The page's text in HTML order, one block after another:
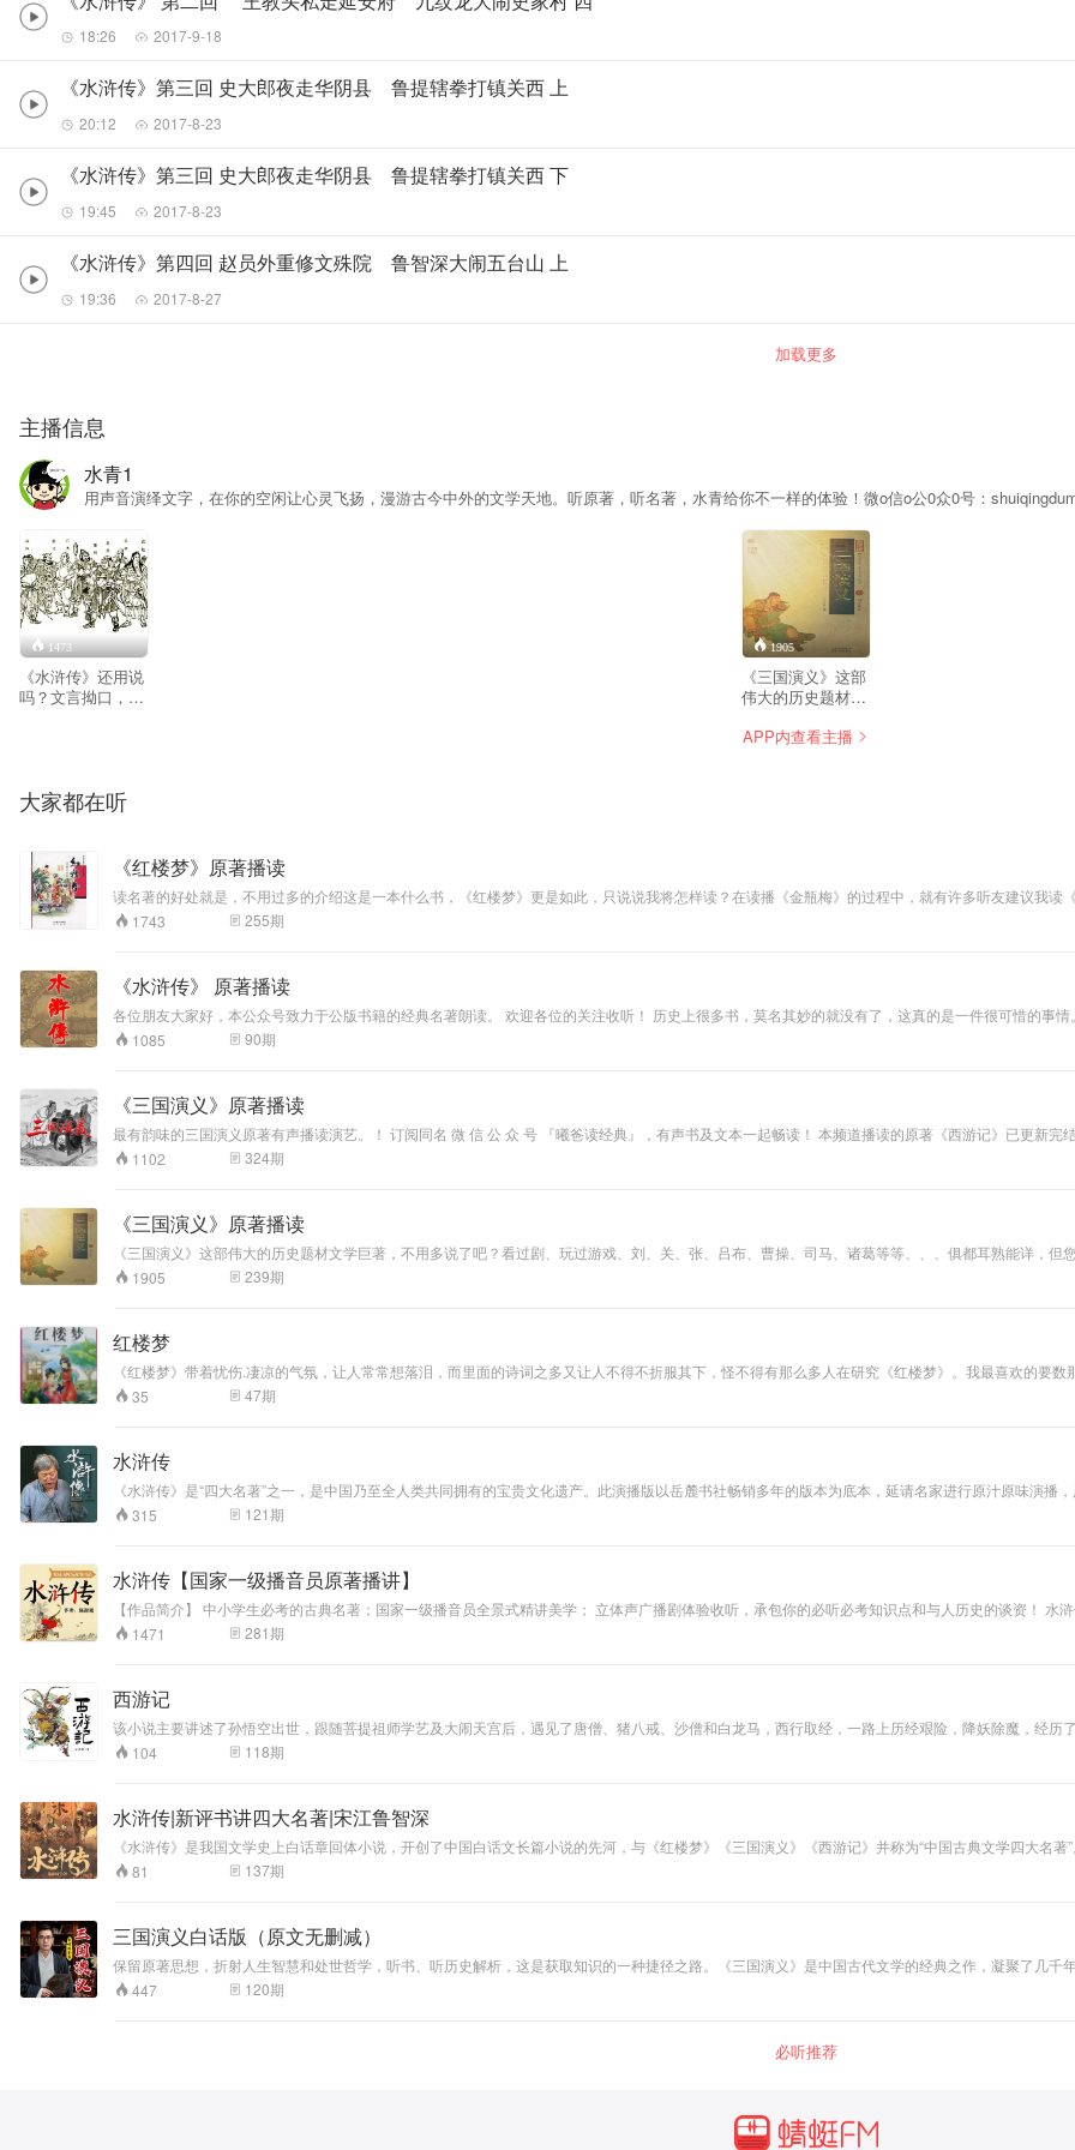
18:26 2017-9-18
《水浒传》第三回 史大郎夜走华阴县 鲁提辖拳打镇关西 上
20:12 2017-8-23
《水浒传》第三回 史大郎夜走华阴县 鲁提辖拳打镇关西 下
19:45 2017-8-23
《水浒传》第四回 赵员外重修文殊院 鲁智深大闹五台山 上
19:36 2017-8-27
加载更多
主播信息
水青1
1473
《水浒传》还用说
吗？文言拗口，读
音、有文本。边听
边看！
1905
《三国演义》这部
伟大的历史题材文
了吧？看过剧、玩
读不下去等等。 那
青读名著）公号。
APP内查看主播
大家都在听
《红楼梦》原著播读
读名著的好处就是，不用过多的介绍这是一本什么书，《红楼梦》更是如此，只说说我将怎样读？在读播《金瓶梅》的过程中，就有许多听友建议我
原著，反而轻松易懂。这一点颇受鼓励。 《红楼梦》这样一部伟大的作品，终于可以下决心开始读了。敬请各位关注！shuiqingdumingzhu（水青读名
1743 255期
《水浒传》 原著播读
各位朋友大家好，本公众号致力于公版书籍的经典名著朗读。 欢迎各位的关注收听！ 历史上很多书，莫名其妙的就没有了，这真的是一件很可惜的事情。但是，没有一本书，是毫无理由的流传到今天的！有些书籍，被
不断的再版、重印，本身就是经典，值得我们每一代读者用心阅读，品味其中的价值。经典的书籍，仅仅阅读一遍是远远不够的。所以加入曦爸读经
在这里，期待您将本频道，推送给您的朋友、亲人！
1085 90期
《三国演义》原著播读
最有韵味的三国演义原著有声播读演艺。！ 订阅同名 微 信 公 众 号 『曦爸读经典』，有声书及文本一起畅读！ ​​本频道播读的原著《西游记》已更新完结，《红楼
演义（原著朗读），敬请各位听众赏析！ ​各位朋友大家好，本公众号致力于公版书籍的经典名著朗读。 欢迎各位的关注收听！ 历史上很多书，莫名其妙的就没有了，这真的是一件很可惜的事情。但是，没有一本书，是
毫无理由的流传到今天的！有些书籍，被不断的再版、重印，本身就是经典，值得我们每一代读者用心阅读，品味其中的价值。经典的书籍，仅仅阅
1102 324期
《三国演义》原著播读
《三国演义》这部伟大的历史题材文学巨著，不用多说了吧？看过剧、玩过游戏、刘、关、张、吕布、曹操、司马、诸葛等等、、、俱都耳熟能详，
来听吧！听水青为您读原著，原汁原味，敬请各位关注！shuiqingdumingzhu（水青读名著）公号。
1905 239期
红楼梦
《红楼梦》带着忧伤.凄凉的气氛，让人常常想落泪，而里面的诗词之多又让人不得不折服其下，怪不得有那么多人在研究《红楼梦》。我最喜欢的要
之梦！
35 47期
水浒传
《水浒传》是“四大名著”之一，是中国乃至全人类共同拥有的宝贵文化遗产。此演播版以岳麓书社畅销多年的版本为底本，延请名家进行原汁原味演
力求让读者感受古典名著经久不衰的魅力同时，享受到名家演播的听觉盛宴。 演播者徐平，中央戏剧学院台词教研室主任，现为中国广电部金话筒奖评委，北京市与教育部国家“台词精品课”课程负责人。徐平老师长期受
聘参与中央电视台节目主持人的评审与培训工作，以及主持人大赛等赛事的评委工作。曾为《三国演义》（央视版）等多部电影电视剧配音，并参加
《水浒传》的演播当中，江湖气息十足，再现了绿林中英雄豪杰的故事，男女老少，善恶娇憨，从徐平老师的声音中活了过来。营造了一个以梁山好汉
315 121期
水浒传【国家一级播音员原著播讲】
【作品简介】 中小学生必考的古典名著；国家一级播音员全景式精讲美学； 立体声广播剧体验收听，承包你的必听必考知识点和与人历史的谈资！
各人被逼上梁山的成长道路；及其后宋江等梁山泊好汉受朝廷招安，适逢金兵南侵，在朝廷主战派的支持下全体上阵。然而主和派投降卖国，割地赔
英雄好汉，每人有每人的语言，通过这些语言，人物的迥异性格被刻画得惟妙惟肖，栩栩如生。李逵的心粗胆大，率直忠诚，鲁达的粗中有细，仗义
1471 281期
西游记
该小说主要讲述了孙悟空出世，跟随菩提祖师学艺及大闹天宫后，遇见了唐僧、猪八戒、沙僧和白龙马，西行取经，一路上历经艰险，降妖除魔，经
事。该小说以“玄奘取经”这一历史事件为蓝本，经作者的艺术加工，深刻地描绘出明朝时期的社会生活状况。《西游记》是中国神魔小说的经典之作，
《红楼梦》并称为中国古典四大名著。《西游记》自问世以来在民间广为流传，各式各样的版本层出不穷。明代刊本有六种，清代刊本、抄本也有七种
104 118期
水浒传|新评书讲四大名著|宋江鲁智深
《水浒传》是我国文学史上白话章回体小说，开创了中国白话文长篇小说的先河，与《红楼梦》《三国演义》《西游记》并称为“中国古典文学四大名
景，塑造了宋江、鲁智深、林冲、武松等108位英雄好汉，讲述他们在奸臣当道、民不聊生的时代，由反抗官府、聚义梁山到接受招安、南征北战，终
社会，讴歌了底层人们反抗暴政、向往自由与公正的社会理想。
81 137期
三国演义白话版（原文无删减）
保留原著思想，折射人生智慧和处世哲学，听书、听历史解析，这是获取知识的一种捷径之路。《三国演义》是中国古代文学的经典之作，凝聚了几
代，一幅幅令人心驰神往的画面凝固成为历史的瞬间。这个时代，是五千多年中华文明中短暂而精彩的霎那，让人为之心动、为之神往。
447 120期
必听推荐